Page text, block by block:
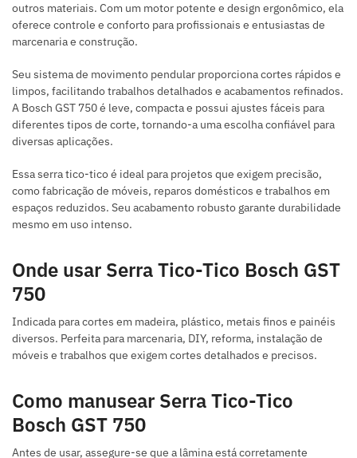
outros materiais. Com um motor potente e design ergonômico, ela
oferece controle e conforto para profissionais e entusiastas de
marcenaria e construção.
Seu sistema de movimento pendular proporciona cortes rápidos e
limpos, facilitando trabalhos detalhados e acabamentos refinados.
A Bosch GST 750 é leve, compacta e possui ajustes fáceis para
diferentes tipos de corte, tornando-a uma escolha confiável para
diversas aplicações.
Essa serra tico-tico é ideal para projetos que exigem precisão,
como fabricação de móveis, reparos domésticos e trabalhos em
espaços reduzidos. Seu acabamento robusto garante durabilidade
mesmo em uso intenso.
Onde usar Serra Tico-Tico Bosch GST
750
Indicada para cortes em madeira, plástico, metais finos e painéis
diversos. Perfeita para marcenaria, DIY, reforma, instalação de
móveis e trabalhos que exigem cortes detalhados e precisos.
Como manusear Serra Tico-Tico
Bosch GST 750
Antes de usar, assegure-se que a lâmina está corretamente